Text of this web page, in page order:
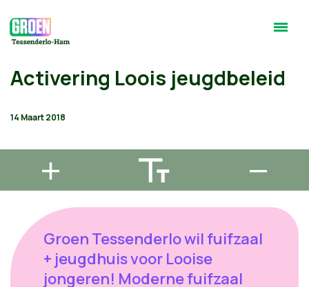
Activering Loois jeugdbeleid
14 Maart 2018
Groen Tessenderlo wil fuifzaal
+ jeugdhuis voor Looise
jongeren! Moderne fuifzaal